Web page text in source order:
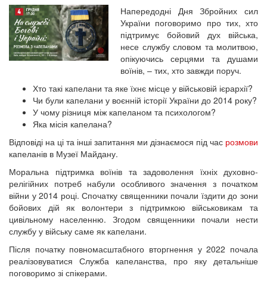
Напередодні Дня Збройних сил
України поговоримо про тих, хто
підтримує бойовий дух війська,
несе службу словом та молитвою,
опікуючись серцями та душами
воїнів, – тих, хто завжди поруч.
Хто такі капелани та яке їхнє місце у військовій ієрархії?
Чи були капелани у воєнній історії України до 2014 року?
У чому різниця між капеланом та психологом?
Яка місія капелана?
Відповіді на ці та інші запитання ми дізнаємося під час розмови
капеланів в Музеї Майдану.
Моральна підтримка воїнів та задоволення їхніх духовно-
релігійних потреб набули особливого значення з початком
війни у 2014 році. Спочатку священники почали їздити до зони
бойових дій як волонтери з підтримкою військовикам та
цивільному населенню. Згодом священники почали нести
службу у війську саме як капелани.
Після початку повномасштабного вторгнення у 2022 почала
реалізовуватися Служба капеланства, про яку детальніше
поговоримо зі спікерами.